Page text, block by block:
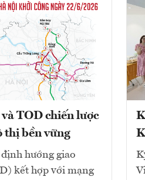
TOD chiến lược
thị bền vững
hướng giao
kết hợp với mạng